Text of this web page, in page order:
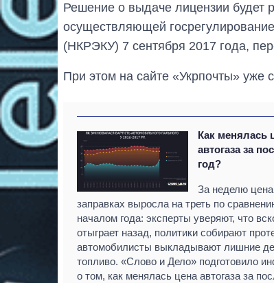
Решение о выдаче лицензии будет
осуществляющей
(НКРЭКУ) 7 сентября 2017 года,
При этом на сайте «Укрпочты» уже
Как менялась
автогаза за
год?
За неделю цена
заправках выросла на треть по
началом года: эксперты уверяют, что
отыграет назад, политики собирают
автомобилисты выкладывают лишние
топливо. «Слово и Дело» подготовило
о том, как менялась цена автогаза за